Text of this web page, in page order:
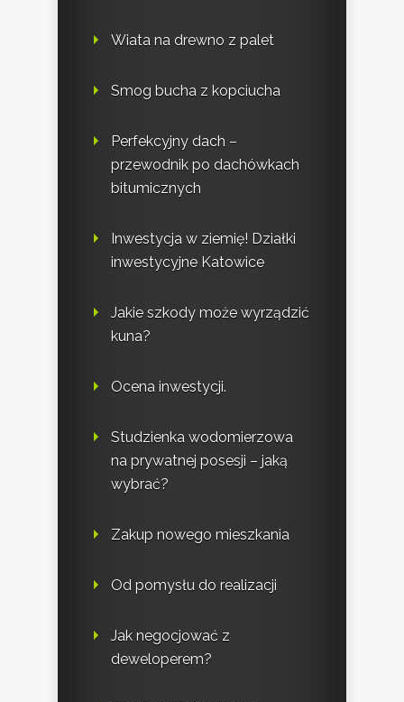
Wiata na drewno z palet
Smog bucha z kopciucha
Perfekcyjny dach –
przewodnik po dachówkach
bitumicznych
Inwestycja w ziemię! Działki
inwestycyjne Katowice
Jakie szkody może wyrządzić
kuna?
Ocena inwestycji.
Studzienka wodomierzowa
na prywatnej posesji – jaką
wybrać?
Zakup nowego mieszkania
Od pomysłu do realizacji
Jak negocjować z
deweloperem?